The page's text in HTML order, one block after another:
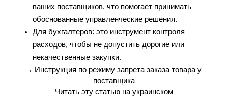
ваших поставщиков, что помогает принимать
обоснованные управленческие решения.
Для бухгалтеров: это инструмент контроля
расходов, чтобы не допустить дорогие или
некачественные закупки.
→ Инструкция по режиму запрета заказа товара у
поставщика
Читать эту статью на украинском